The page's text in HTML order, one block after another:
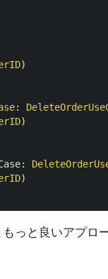
)
:
)
:
)
っと良いアプロ